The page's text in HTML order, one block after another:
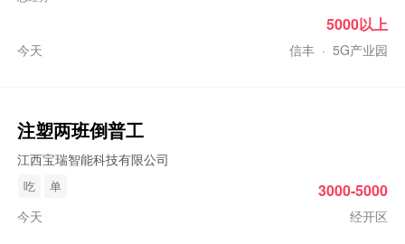
今天 信丰 · 5G产业园
5000以上
注塑两班倒普工
江西宝瑞智能科技有限公司
吃 单
今天 经开区
3000-5000